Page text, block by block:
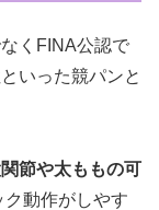
くFINA公認で
いった競パンと
節や太ももの可
ク動作がしやす